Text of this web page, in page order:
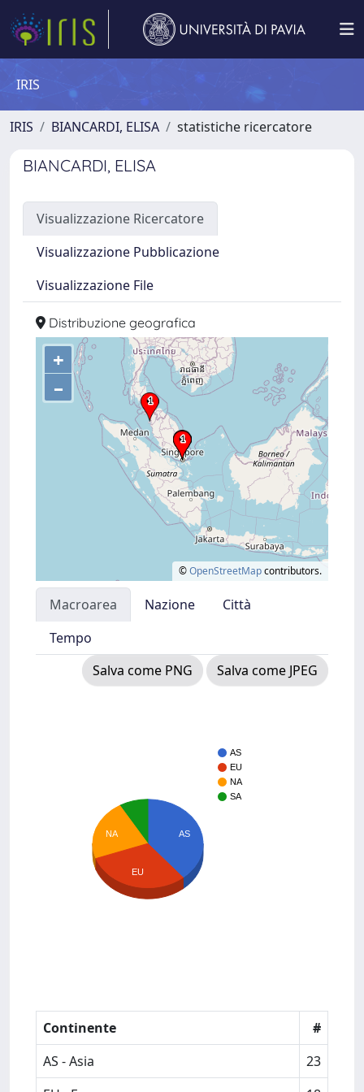
IRIS
IRIS BIANCARDI, ELISA statistiche ricercatore
BIANCARDI, ELISA
Visualizzazione Ricercatore
Visualizzazione Pubblicazione
Visualizzazione File
Distribuzione geografica
+
–
©OpenStreetMapcontributors.
Macroarea Nazione
Città
Tempo
Salva come PNG
Salva come JPEG
AS
EU
NA
SA
AS
NA
EU
Continente
#
AS - Asia
23